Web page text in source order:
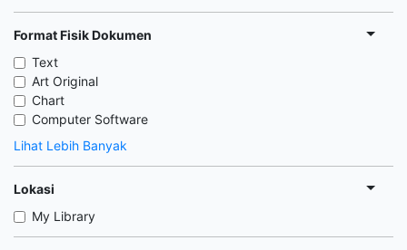
Format Fisik Dokumen
Text
Art Original
Chart
Computer Software
Lihat Lebih Banyak
Lokasi
My Library